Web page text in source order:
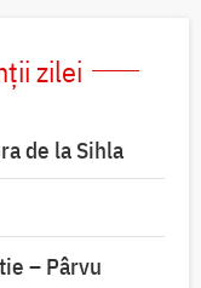
zilei
de la Sihla
– Pârvu